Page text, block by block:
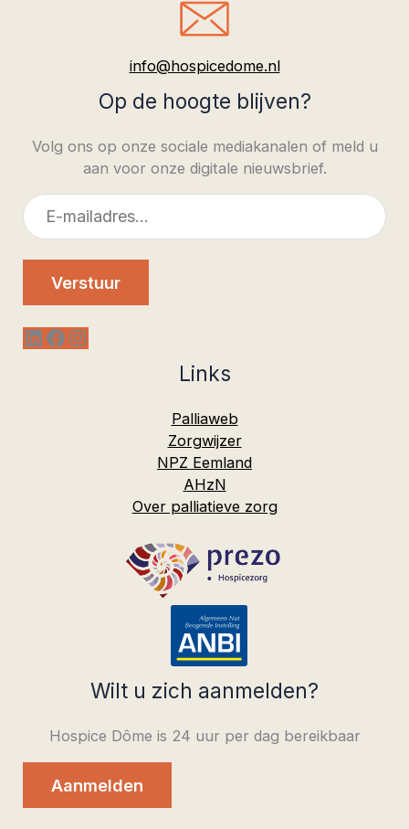
info@hospicedome.nl
Op de hoogte blijven?
Volg ons op onze sociale mediakanalen of meld u
aan voor onze digitale nieuwsbrief.
E-
mailadres
Verstuur
LinkedIn
Facebook
Instagram
Links
Palliaweb
Zorgwijzer
NPZ Eemland
AHzN
Over palliatieve zorg
Wilt u zich aanmelden?
Hospice Dôme is 24 uur per dag bereikbaar
Aanmelden